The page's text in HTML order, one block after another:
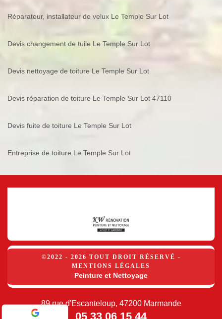
Réparateur, installateur de velux Le Temple Sur Lot
Devis changement de tuile Le Temple Sur Lot
Devis nettoyage de toiture Le Temple Sur Lot
Devis réparation de toiture Le Temple Sur Lot 47110
Devis fuite de toiture Le Temple Sur Lot
Entreprise de toiture Le Temple Sur Lot
©2022 - 2026 TOUT DROIT RÉSERVÉ -
MENTIONS LÉGALES
Peinture et Nettoyage
89 rue d'Escanteloup, 47200 Marmande
05 33 06 15 44